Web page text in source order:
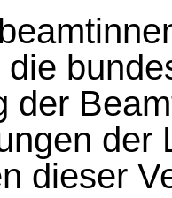
der
der
dieser